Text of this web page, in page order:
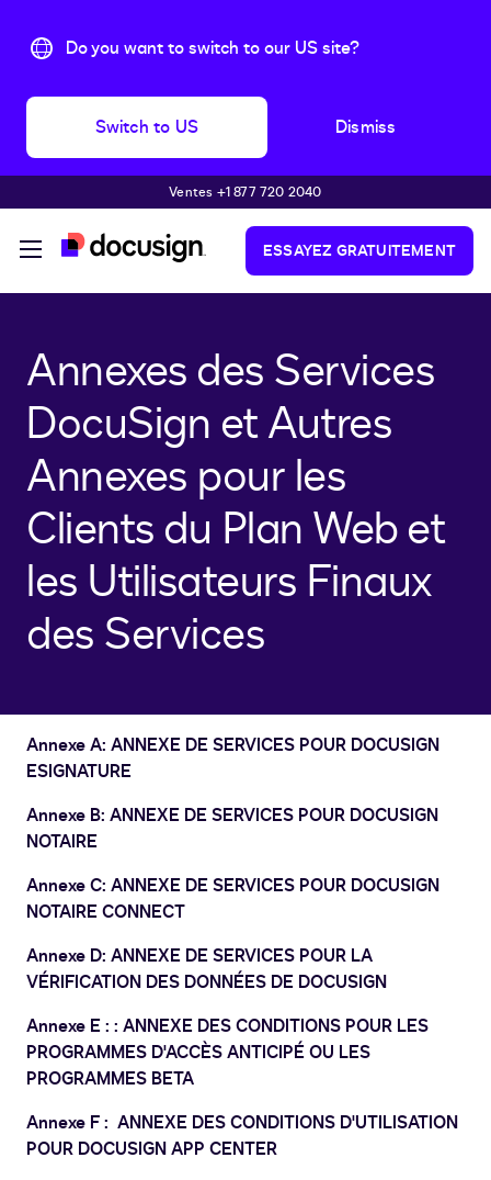
Do you want to switch to our US site?
Switch to US Dismiss
Passer au contenu principalVentes +1 877 720 2040
ESSAYEZ GRATUITEMENT
Annexes des Services
DocuSign et Autres
Annexes pour les
Clients du Plan Web et
les Utilisateurs Finaux
des Services
Annexe A: ANNEXE DE SERVICES POUR DOCUSIGN
ESIGNATURE
Annexe B: ANNEXE DE SERVICES POUR DOCUSIGN
NOTAIRE
Annexe C: ANNEXE DE SERVICES POUR DOCUSIGN
NOTAIRE CONNECT
Annexe D: ANNEXE DE SERVICES POUR LA
VÉRIFICATION DES DONNÉES DE DOCUSIGN
Annexe E : : ANNEXE DES CONDITIONS POUR LES
PROGRAMMES D'ACCÈS ANTICIPÉ OU LES
PROGRAMMES BETA
Annexe F : ANNEXE DES CONDITIONS D'UTILISATION
POUR DOCUSIGN APP CENTER